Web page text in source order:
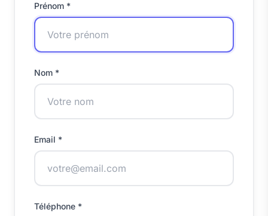
Prénom *
Nom *
Email *
Téléphone *